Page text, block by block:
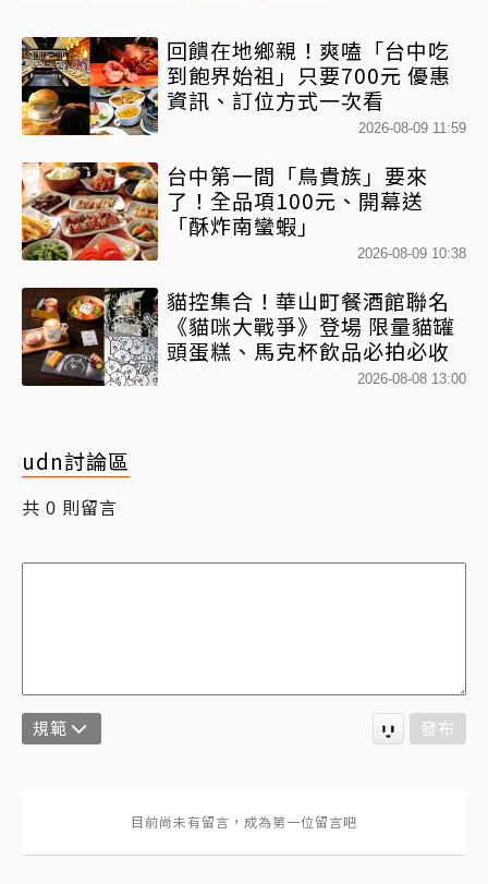
回饋在地鄉親！爽嗑「台中吃
到飽界始祖」只要700元 優惠
資訊、訂位方式一次看
2026-08-09 11:59
台中第一間「鳥貴族」要來
了！全品項100元、開幕送
「酥炸南蠻蝦」
2026-08-09 10:38
貓控集合！華山町餐酒館聯名
《貓咪大戰爭》登場 限量貓罐
頭蛋糕、馬克杯飲品必拍必收
2026-08-08 13:00
udn討論區
共 0 則留言
規範 發布